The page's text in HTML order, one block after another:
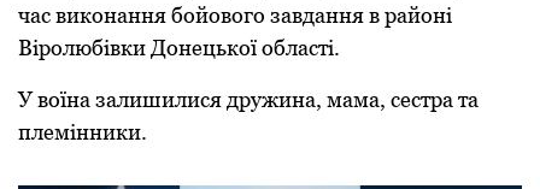
час виконання бойового завдання в районі
Віролюбівки Донецької області.
У воїна залишилися дружина, мама, сестра та
племінники.